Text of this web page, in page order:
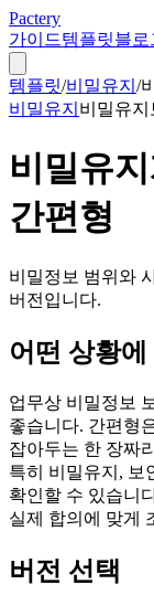
Pactery
가이드템플릿블로
템플릿/비밀유지 /
비밀유지 비밀유지
비밀유
간편형
비밀정보 범위와
버전입니다.
어떤 상황에
업무상 비밀정보
좋습니다. 간편형
잡아두는 한 장짜
특히 비밀유지, 보
확인할 수 있습니
실제 합의에 맞게
버전 선택